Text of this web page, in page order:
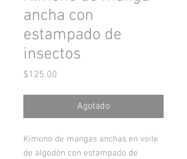
ancha con
estampado de
insectos
$125.00
Agotado
Kimono de mangas anchas en voile
de algodón con estampado de